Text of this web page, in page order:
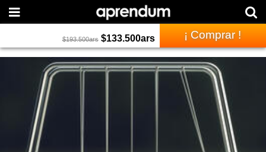
$193.500ars $133.500ars ¡ Comprar !